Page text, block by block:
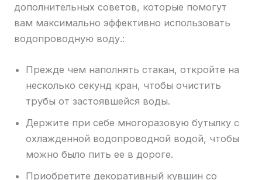
дополнительных советов, которые помогут
вам максимально эффективно использовать
водопроводную воду.:
Прежде чем наполнять стакан, откройте на
несколько секунд кран, чтобы очистить
трубы от застоявшейся воды.
Держите при себе многоразовую бутылку с
охлажденной водопроводной водой, чтобы
можно было пить ее в дороге.
Приобретите декоративный кувшин со